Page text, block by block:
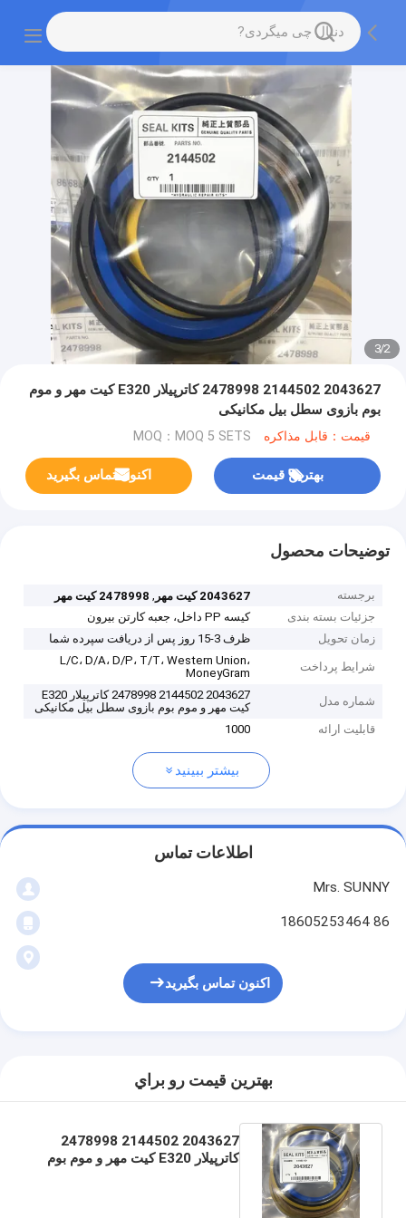
2
/
3
2043627 2144502 2478998 کاترپیلار E320 کیت مهر و موم
بوم بازوی سطل بیل مکانیکی
قیمت：قابل مذاکره MOQ：MOQ 5 SETS
بهترین قیمت اکنون تماس بگیرید
توضیحات محصول
برجسته 2043627 کیت مهر , 2478998 کیت مهر
جزئیات بسته بندی
کیسه PP داخل، جعبه کارتن بیرون
زمان تحویل
ظرف 3-15 روز پس از دریافت سپرده شما
شرایط پرداخت
L/C، D/A، D/P، T/T، Western Union،
MoneyGram
شماره مدل
2043627 2144502 2478998 کاترپیلار E320
کیت مهر و موم بوم بازوی سطل بیل مکانیکی
قابلیت ارائه
1000
بیشتر ببینید
اطلاعات تماس
Mrs. SUNNY
86 18605253464
اکنون تماس بگیرید
بهترين قيمت رو براي
2043627 2144502 2478998
کاترپیلار E320 کیت مهر و موم بوم